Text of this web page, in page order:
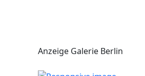
Anzeige Galerie Berlin